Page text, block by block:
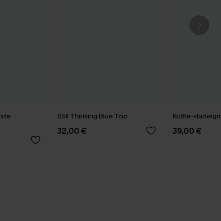
Still Thinking Blue Top
32,00 €
Koffie-
39,00 €